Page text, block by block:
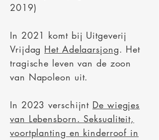
2019)
In 2021 komt bij Uitgeverij
Vrijdag Het Adelaarsjong. Het
tragische leven van de zoon
van Napoleon uit.
In 2023 verschijnt De wiegjes
van Lebensborn. Seksualiteit,
voortplanting en kinderroof in